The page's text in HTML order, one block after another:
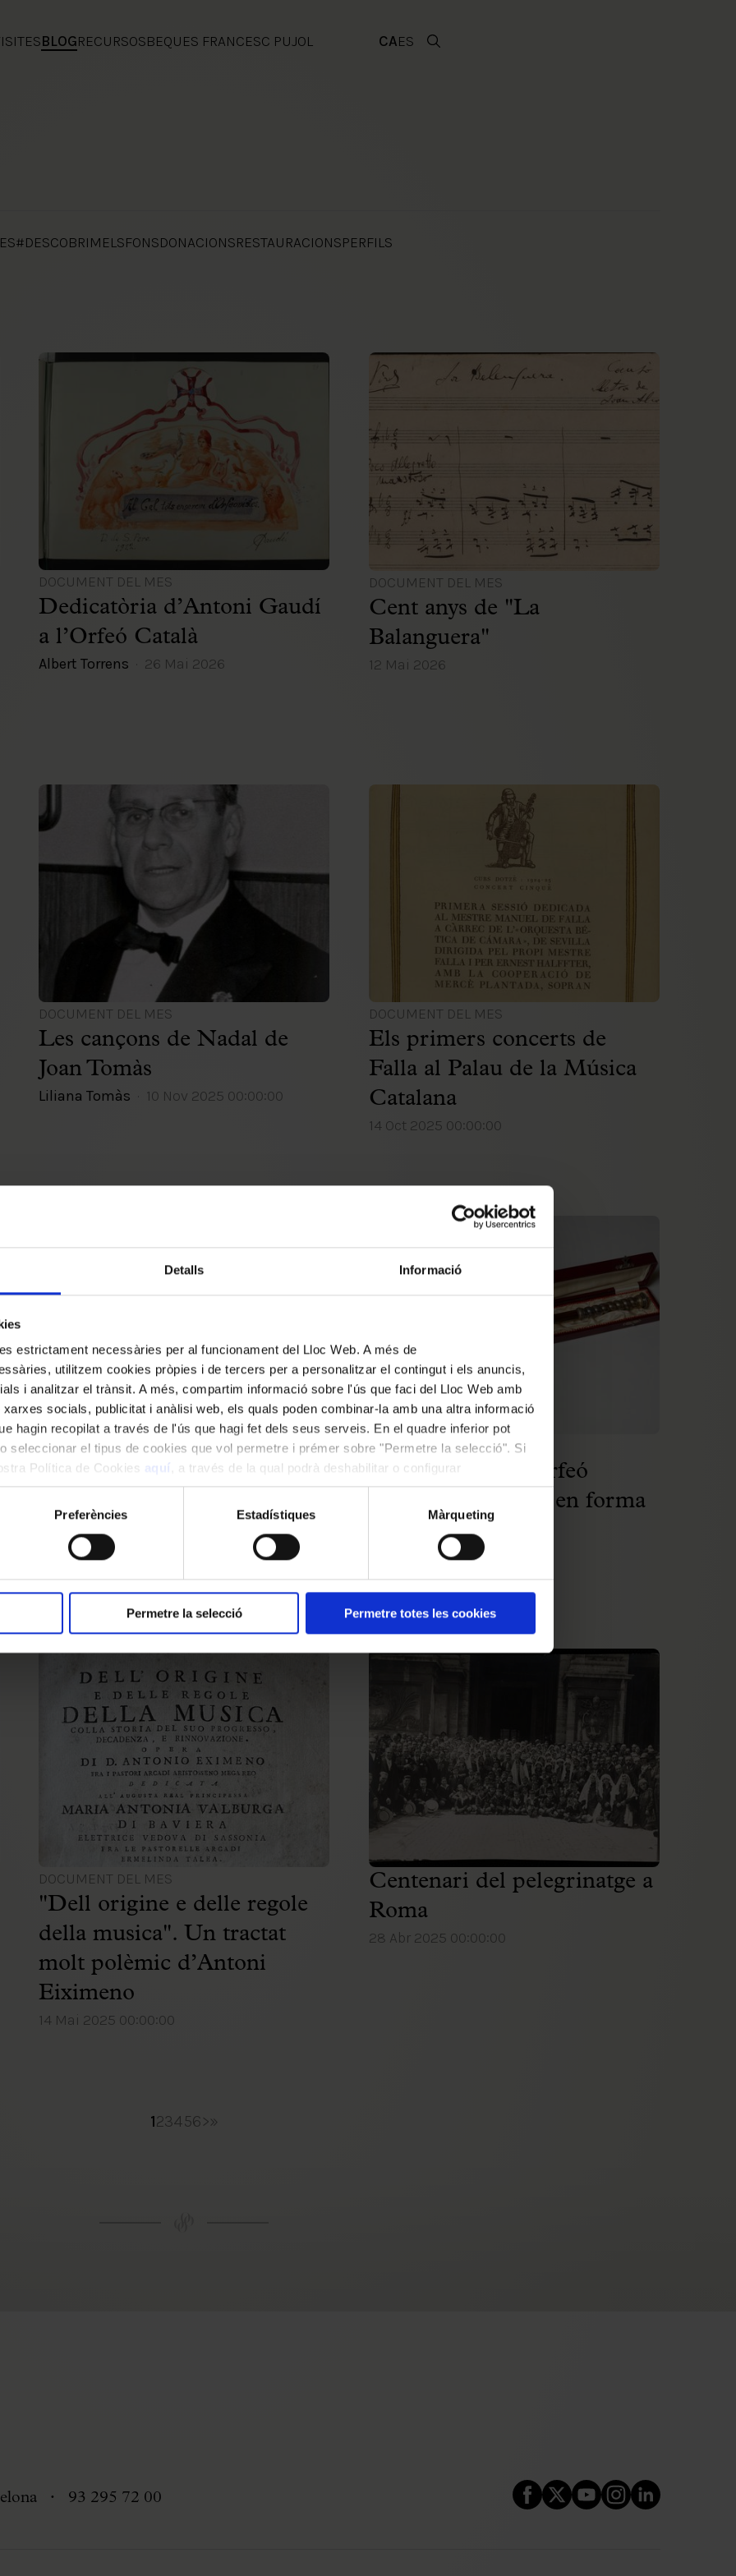
Detalls Informació
estrictament necessàries per al funcionament del Lloc Web. A més de
utilitzem cookies pròpies i de tercers per a personalitzar el contingut i els anuncis,
i analitzar el trànsit. A més, compartim informació sobre l'ús que faci del Lloc Web amb
socials, publicitat i anàlisi web, els quals poden combinar-la amb una altra informació
hagin recopilat a través de l'ús que hagi fet dels seus serveis. En el quadre inferior pot
seleccionar el tipus de cookies que vol permetre i prémer sobre "Permetre la selecció". Si
Política de Cookies aquí
, a través de la qual podrà deshabilitar o configurar
Preferències Estadístiques Màrqueting
Permetre la selecció Permetre totes les cookies
BLOGRECURSOSBEQUES FRANCESC PUJOL CAES
#DESCOBRIMELSFONSDONACIONSRESTAURACIONSPERFILS
DOCUMENT DEL MES
Dedicatòria d’Antoni Gaudí
a l’Orfeó Català
Albert Torrens 26 Mai 2026
DOCUMENT DEL MES
Cent anys de "La
Balanguera"
12 Mai 2026
DOCUMENT DEL MES
Les cançons de Nadal de
Joan Tomàs
Liliana Tomàs 10 Nov 2025 00:00:00
DOCUMENT DEL MES
Els primers concerts de
Falla al Palau de la Música
Catalana
14 Oct 2025 00:00:00
DOCUMENT DEL MES
Menuet spectral de Ricard
DOCUMENT DEL MES
Les batutes de l'Orfeó
Català. Un record en forma
de símbol
14 Jul 2025 00:00:00
DOCUMENT DEL MES
"Dell origine e delle regole
della musica". Un tractat
molt polèmic d’Antoni
Eiximeno
14 Mai 2025 00:00:00
Centenari del pelegrinatge a
Roma
28 Abr 2025 00:00:00
123456>»
93 295 72 00